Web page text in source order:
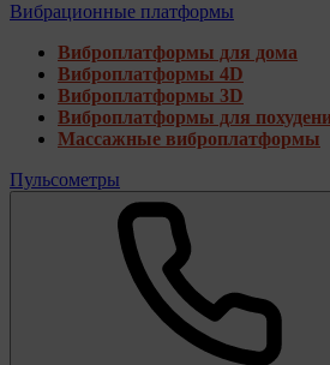
Вибрационные платформы
Виброплатформы для дома
Виброплатформы 4D
Виброплатформы 3D
Виброплатформы для
Массажные виброплатформы
Пульсометры